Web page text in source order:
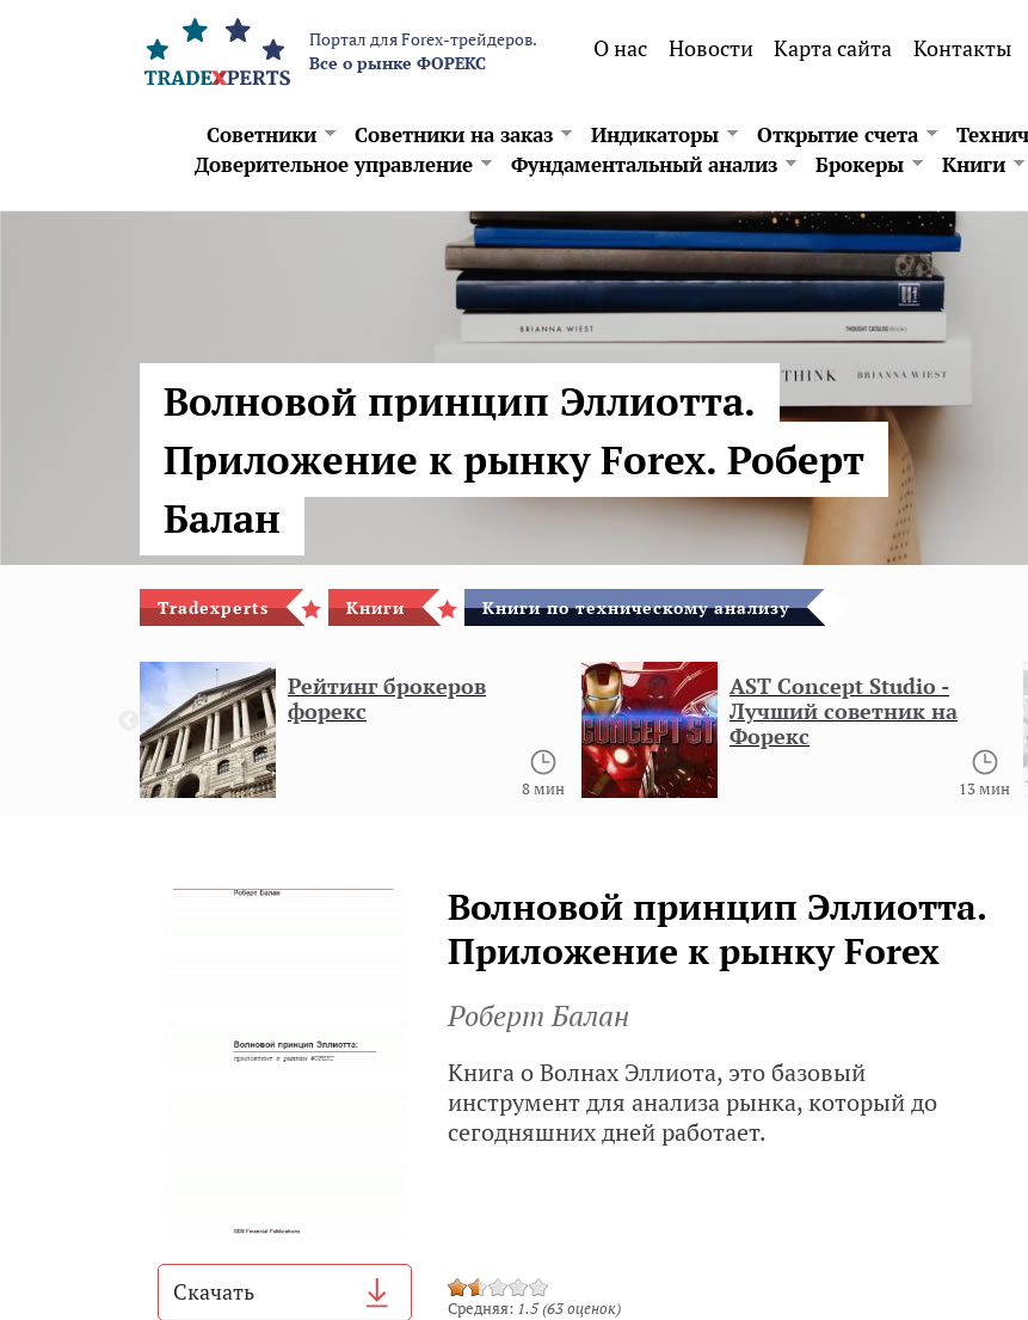
Перейти к основному содержанию
Портал для Forex-трейдеров.
Все о рынке ФОРЕКС
О нас Новости Карта сайта Контакты
Советники Советники на заказ Индикаторы Открытие счета
Доверительное управление
Фундаментальный анализ Брокеры Книги
Волновой принцип Эллиотта.
Приложение к рынку Forex. Роберт
Балан
Tradexperts Книги Книги по техническому анализу
Рейтинг брокеров
форекс
8 мин
AST Concept Studio -
Лучший советник на
Форекс
13 мин
Cкачать
Волновой принцип Эллиотта.
Приложение к рынку Forex
Роберт Балан
Книга о Волнах Эллиота, это базовый
инструмент для анализа рынка, который до
сегодняшних дней работает.
Средняя: 1.5(63оценок)